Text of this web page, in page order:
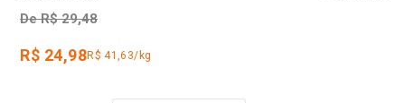
De R$ 29,48
R$ 24,98R$ 41,63/kg